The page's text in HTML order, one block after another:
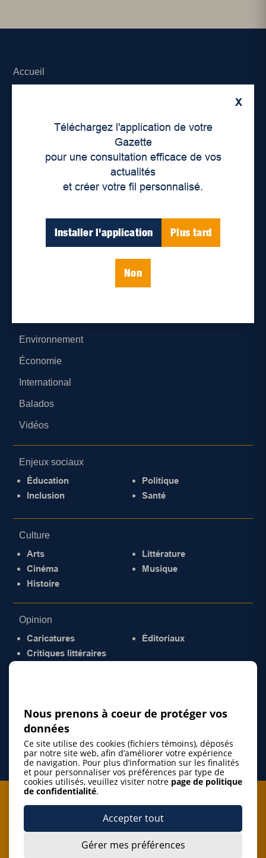
X
Téléchargez l'application de votre
Gazette
pour une consultation efficace de vos
actualités
et créer votre fil personnalisé.
Installer l'application Plus tard
Non
Accueil
Déontologie et confidentialité
Devenir partenaire
Lieux de distribution
Environnement
Économie
International
Balados
Vidéos
Enjeux sociaux
Éducation
Inclusion
Politique
Santé
Culture
Arts
Cinéma
Histoire
Littérature
Musique
Opinion
Caricatures
Critiques littéraires
Éditoriaux
Je m'abonne à l'infolettre
J’accepte de m’abonner à l’infolettre de La Gazette de la
Nous prenons à coeur de protéger vos
données
Ce site utilise des cookies (fichiers témoins), déposés
par notre site web, afin d’améliorer votre expérience
de navigation. Pour plus d’information sur les finalités
et pour personnaliser vos préférences par type de
cookies utilisés, veuillez visiter notre page de politique
de confidentialité.
Accepter tout
Gérer mes préférences